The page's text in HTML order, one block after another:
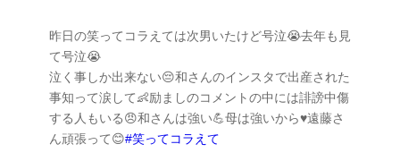
昨日の笑ってコラえては次男いたけど号泣😭去年も見
て号泣😭
泣く事しか出来ない😔和さんのインスタで出産された
事知って涙して👶励ましのコメントの中には誹謗中傷
する人もいる😠和さんは強い💪母は強いから♥遠藤さ
ん頑張って😊#笑ってコラえて